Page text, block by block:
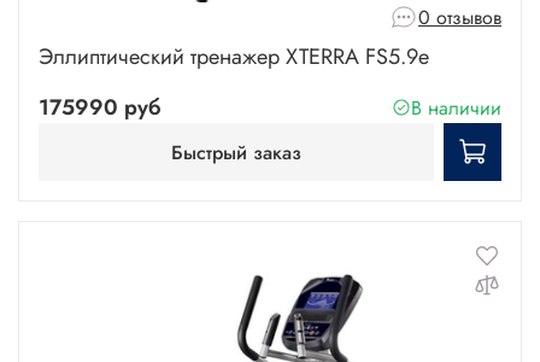
0 отзывов
Эллиптический тренажер XTERRA FS5.9е
175990 руб
В наличии
Быстрый заказ